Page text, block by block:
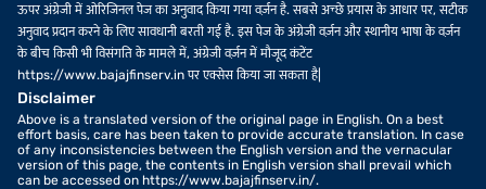
ऊपर अंग्रेजी में ओरिजिनल पेज का अनुवाद किया गया वर्ज़न है. सबसे अच्छे प्रयास के आधार पर, सटीक
अनुवाद प्रदान करने के लिए सावधानी बरती गई है. इस पेज के अंग्रेजी वर्ज़न और स्थानीय भाषा के वर्ज़न
के बीच किसी भी विसंगति के मामले में, अंग्रेजी वर्ज़न में मौजूद कंटेंट
https://www.bajajfinserv.in पर एक्सेस किया जा सकता है|
Disclaimer
Above is a translated version of the original page in English. On a best
effort basis, care has been taken to provide accurate translation. In case
of any inconsistencies between the English version and the vernacular
version of this page, the contents in English version shall prevail which
can be accessed on https://www.bajajfinserv.in/.